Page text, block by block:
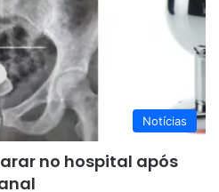
Notícias
no hospital após